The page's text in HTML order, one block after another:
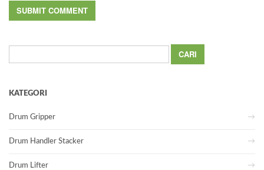
untuk:
KATEGORI
Drum Gripper
Drum Handler Stacker
Drum Lifter